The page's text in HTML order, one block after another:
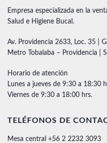
Empresa especializada en la
Salud e Higiene Bucal.
Av. Providencia 2633, Loc. 35 |
Metro Tobalaba – Providencia |
Horario de atención
Lunes a jueves de 9:30 a 18:30
Viernes de 9:30 a 18:00 hrs.
TELÉFONOS DE
Mesa central +56 2 2232 3093